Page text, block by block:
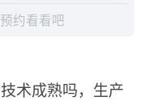
约看看吧
术成熟吗，生产